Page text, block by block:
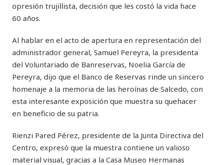
opresión trujillista, decisión que les costó la vida hace
60 años.
Al hablar en el acto de apertura en representación del
administrador general, Samuel Pereyra, la presidenta
del Voluntariado de Banreservas, Noelia García de
Pereyra, dijo que el Banco de Reservas rinde un sincero
homenaje a la memoria de las heroínas de Salcedo, con
esta interesante exposición que muestra su quehacer
en beneficio de su patria.
Rienzi Pared Pérez, presidente de la Junta Directiva del
Centro, expresó que la muestra contiene un valioso
material visual, gracias a la Casa Museo Hermanas